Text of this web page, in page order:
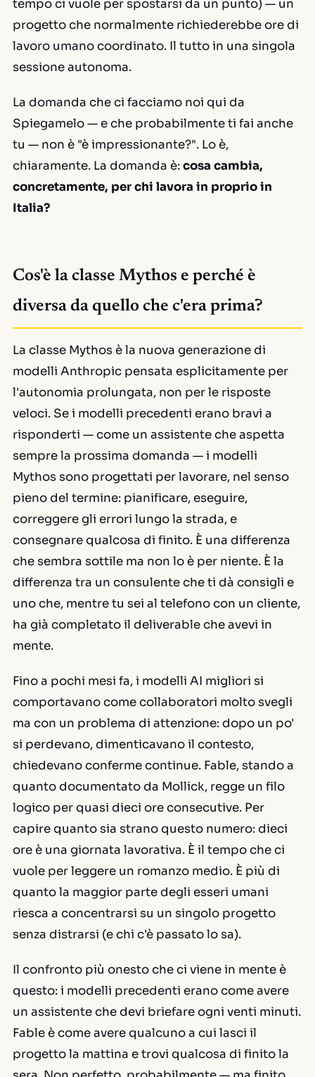
tempo ci vuole per spostarsi da un punto) — un
progetto che normalmente richiederebbe ore di
lavoro umano coordinato. Il tutto in una singola
sessione autonoma.
La domanda che ci facciamo noi qui da
Spiegamelo — e che probabilmente ti fai anche
tu — non è "è impressionante?". Lo è,
chiaramente. La domanda è:cosa cambia,
concretamente, per chi lavora in proprio in
Italia?
Cos'è la classe Mythos e perché è
diversa da quello che c'era prima?
La classe Mythos è la nuova generazione di
modelli Anthropic pensata esplicitamente per
l'autonomia prolungata, non per le risposte
veloci. Se i modelli precedenti erano bravi a
risponderti — come un assistente che aspetta
sempre la prossima domanda — i modelli
Mythos sono progettati perlavorare, nel senso
pieno del termine: pianificare, eseguire,
correggere gli errori lungo la strada, e
consegnare qualcosa di finito. È una differenza
che sembra sottile ma non lo è per niente. È la
differenza tra un consulente che ti dà consigli e
uno che, mentre tu sei al telefono con un cliente,
ha già completato il deliverable che avevi in
mente.
Fino a pochi mesi fa, i modelli AI migliori si
comportavano come collaboratori molto svegli
ma con un problema di attenzione: dopo un po'
si perdevano, dimenticavano il contesto,
chiedevano conferme continue. Fable, stando a
quanto documentato da Mollick, regge un filo
logico per quasi dieci ore consecutive. Per
capire quanto sia strano questo numero: dieci
ore è una giornata lavorativa. È il tempo che ci
vuole per leggere un romanzo medio. È più di
quanto la maggior parte degli esseri umani
riesca a concentrarsi su un singolo progetto
senza distrarsi (e chi c'è passato lo sa).
Il confronto più onesto che ci viene in mente è
questo: i modelli precedenti erano come avere
un assistente che devi briefare ogni venti minuti.
Fable è come avere qualcuno a cui lasci il
progetto la mattina e trovi qualcosa di finito la